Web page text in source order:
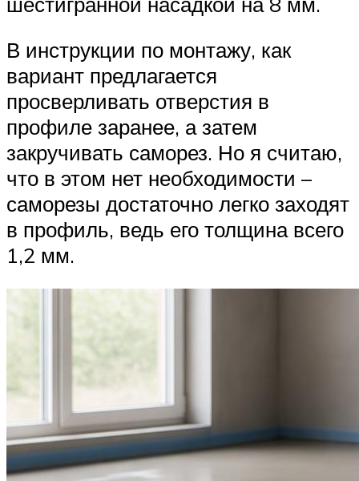
В инструкции по монтажу, как
вариант предлагается
просверливать отверстия в
профиле заранее, а затем
закручивать саморез. Но я считаю,
что в этом нет необходимости –
саморезы достаточно легко заходят
в профиль, ведь его толщина всего
1,2 мм.